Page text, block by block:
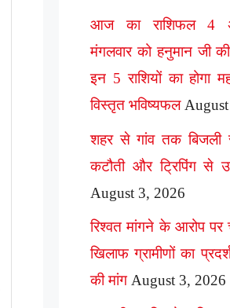
आज का राशिफल 4
मंगलवार को हनुमान जी
इन 5 राशियों का होगा
विस्तृत भविष्यफल
शहर से गांव तक
कटौती और ट्रिपिंग से
August 3, 2026
रिश्वत मांगने के आरोप पर
खिलाफ ग्रामीणों का
की मांग August 3, 2026